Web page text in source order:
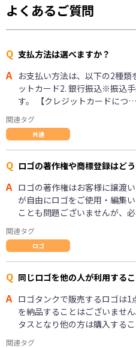
よくあるご質問
Q 支払方法は選べますか？
A お支払い方法は、以下の2種類
ットカード2. 銀行振込※振込
す。 【クレジットカードにつ…
関連タグ
共通
Q ロゴの著作権や商標登録はど
A ロゴの著作権はお客様に譲渡
が自由にロゴをご使用・編集
ことも問題ございませんが、
関連タグ
ロゴ
Q 同じロゴを他の人が利用する
A ロゴタンクで販売するロゴは
を納品することはございませ
タスとなり他の方は購入する
関連タグ